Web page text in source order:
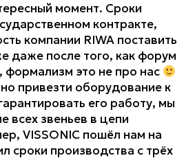
момент. Сроки
контракте,
компании RIWA поставить
даже после того, как форум
это не про нас
привезти оборудование к
его работу, мы
всех звеньев в цепи
VISSONIC пошёл нам на
сроки производства с трёх